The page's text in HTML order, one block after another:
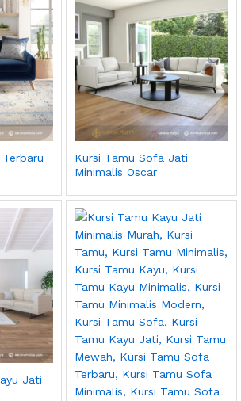
Kursi Tamu Sofa Jati
Minimalis Oscar
Jati